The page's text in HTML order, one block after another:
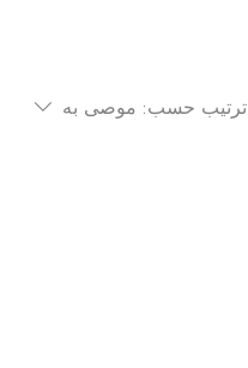
ترتيب حسب: موصى به